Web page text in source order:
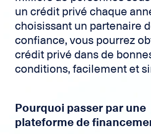
un crédit privé chaque
choisissant un partenaire
confiance, vous pourrez
crédit privé dans de
conditions, facilement et
Pourquoi passer par une
plateforme de